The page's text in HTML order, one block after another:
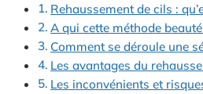
Rehaussement de cils :
A qui cette méthode
Comment se déroule une
Les avantages du
Les inconvénients et